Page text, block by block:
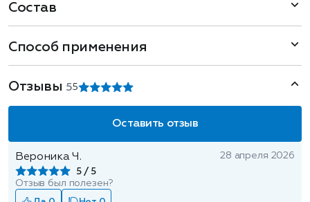
Состав
Способ применения
Отзывы 55
Оставить отзыв
Вероника Ч.
5
28 апреля 2026
Отзыв был полезен?